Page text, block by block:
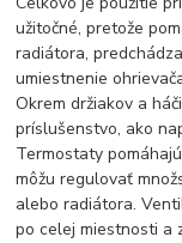
užitočné, pretože
radiátora,
umiestnenie
Okrem držiakov a
príslušenstvo, ako
Termostaty
môžu regulovať
alebo radiátora.
po celej miestnosti a